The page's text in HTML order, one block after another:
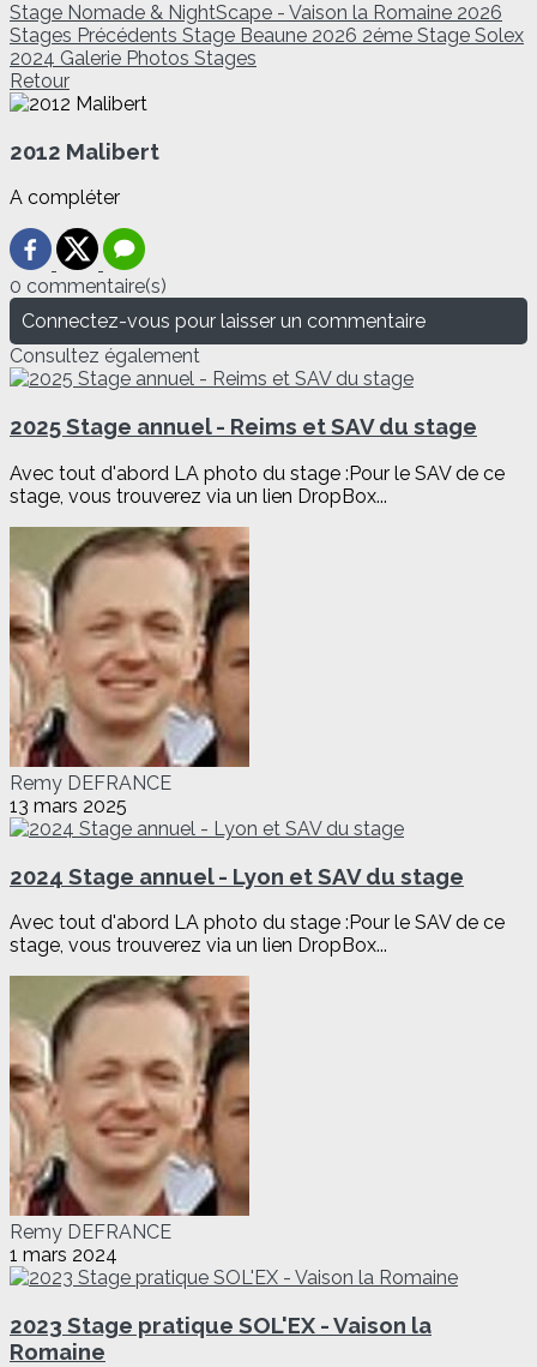
Stage Nomade & NightScape - Vaison la Romaine 2026
Stages Précédents Stage Beaune 2026 2éme Stage Solex
2024 Galerie Photos Stages
Retour
2012 Malibert
A compléter
0 commentaire(s)
Connectez-vous pour laisser un commentaire
Consultez également
2025 Stage annuel - Reims et SAV du stage
Avec tout d'abord LA photo du stage :Pour le SAV de ce
stage, vous trouverez via un lien DropBox...
Remy DEFRANCE
13 mars 2025
2024 Stage annuel - Lyon et SAV du stage
Avec tout d'abord LA photo du stage :Pour le SAV de ce
stage, vous trouverez via un lien DropBox...
Remy DEFRANCE
1 mars 2024
2023 Stage pratique SOL'EX - Vaison la
Romaine